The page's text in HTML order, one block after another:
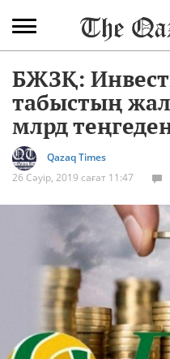
БЖЗҚ:
табыстың
млрд
Qazaq Times
26 Сәуір, 2019 сағат 11:47